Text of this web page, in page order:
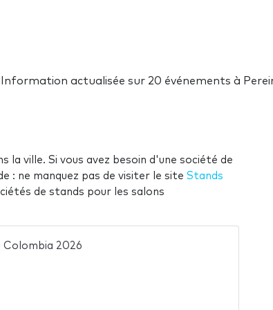
actualisée sur 20 événements à
la ville. Si vous avez besoin d'une société de
: ne manquez pas de visiter le site Stands
de stands pour les salons
2026